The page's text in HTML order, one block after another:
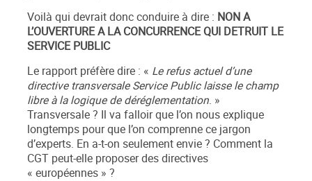
Voilà qui devrait donc conduire à dire : NON A
L’OUVERTURE A LA CONCURRENCE QUI DETRUIT LE
SERVICE PUBLIC
Le rapport préfère dire : « Le refus actuel d’une
directive transversale Service Public laisse le champ
libre à la logique de déréglementation. »
Transversale ? Il va falloir que l’on nous explique
longtemps pour que l’on comprenne ce jargon
d’experts. En a-t-on seulement envie ? Comment la
CGT peut-elle proposer des directives
« européennes » ?